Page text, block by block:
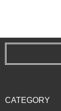
CATEGORY